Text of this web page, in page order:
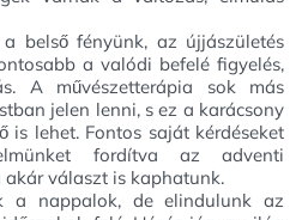
belső fényünk, az újjászületés
a valódi befelé figyelés,
A művészetterápia sok más
jelen lenni, s ez a karácsony
is lehet. Fontos saját kérdéseket
fordítva az adventi
választ is kaphatunk.
a nappalok, de elindulunk az